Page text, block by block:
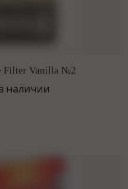
Filter Vanilla №2
наличии